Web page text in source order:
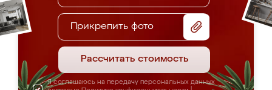
Прикрепить фото
Рассчитать стоимость
Я соглашаюсь на передачу персональных данных